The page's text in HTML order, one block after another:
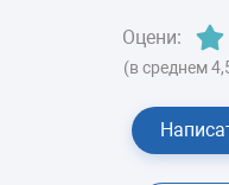
Оцени:
(в среднем